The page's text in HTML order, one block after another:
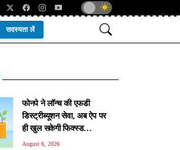
सदस्यता लें
फोनपे ने लॉन्च की एफडी
डिस्ट्रीब्यूशन सेवा, अब ऐप पर
ही खुल सकेगी फिक्स्ड
डिपॉजिट; 100 रुपए से शुरू
August 6, 2026